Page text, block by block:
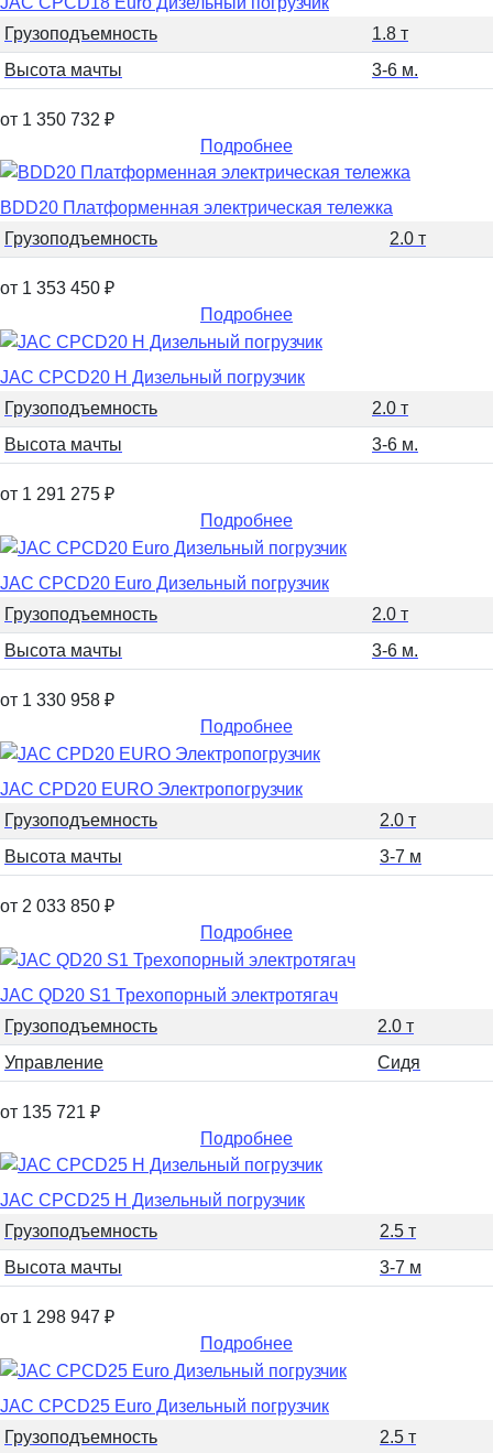
Грузоподъемность
1.8 т
Высота мачты
3-6 м.
от 1 350 732 ₽
Подробнее
BDD20 Платформенная электрическая тележка
Грузоподъемность
2.0 т
от 1 353 450 ₽
Подробнее
JAC CPCD20 H Дизельный погрузчик
Грузоподъемность
2.0 т
Высота мачты
3-6 м.
от 1 291 275 ₽
Подробнее
JAC CPCD20 Euro Дизельный погрузчик
Грузоподъемность
2.0 т
Высота мачты
3-6 м.
от 1 330 958 ₽
Подробнее
JAC CPD20 EURO Электропогрузчик
Грузоподъемность
2.0 т
Высота мачты
3-7 м
от 2 033 850 ₽
Подробнее
JAC QD20 S1 Трехопорный электротягач
Грузоподъемность
2.0 т
Управление
Сидя
от 135 721 ₽
Подробнее
JAC CPCD25 H Дизельный погрузчик
Грузоподъемность
2.5 т
Высота мачты
3-7 м
от 1 298 947 ₽
Подробнее
JAC CPCD25 Euro Дизельный погрузчик
Грузоподъемность
2.5 т